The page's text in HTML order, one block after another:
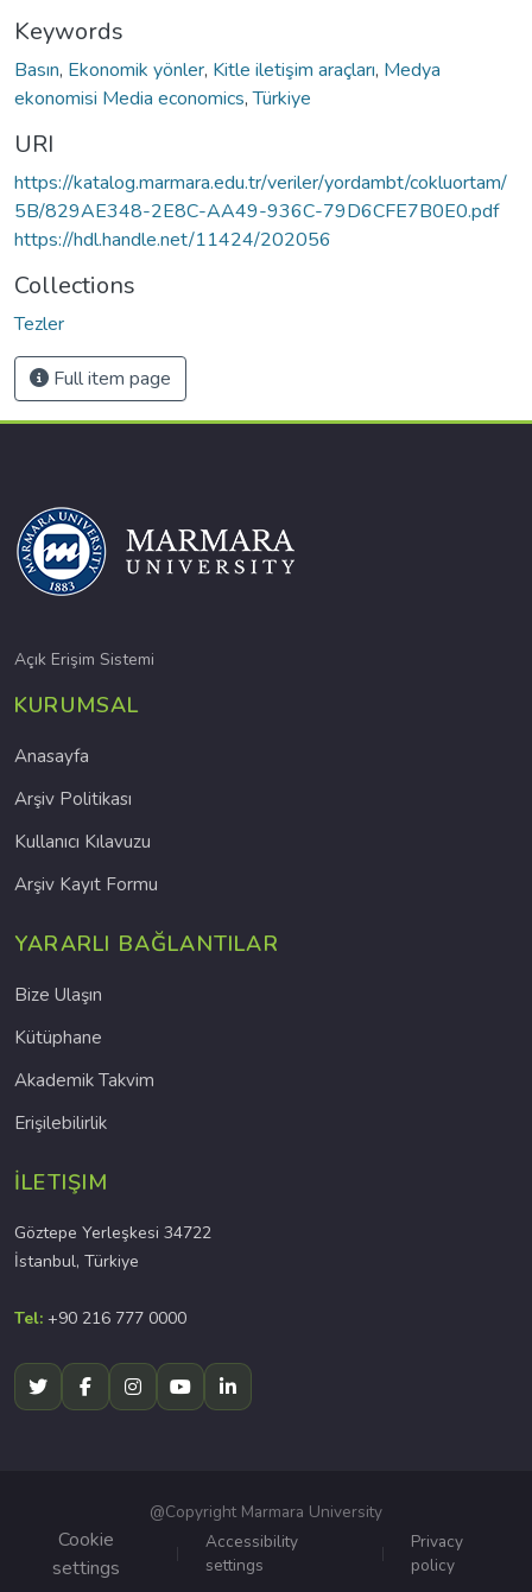
Keywords
Basın, Ekonomik yönler, Kitle iletişim araçları, Medya
ekonomisi Media economics,Türkiye
URI
https://katalog.marmara.edu.tr/veriler/yordambt/cokluortam/
5B/829AE348-2E8C-AA49-936C-79D6CFE7B0E0.pdf
https://hdl.handle.net/11424/202056
Collections
Tezler
Full item page
Açık Erişim Sistemi
KURUMSAL
Anasayfa
Arşiv Politikası
Kullanıcı Kılavuzu
Arşiv Kayıt Formu
YARARLI BAĞLANTILAR
Bize Ulaşın
Kütüphane
Akademik Takvim
Erişilebilirlik
İLETIŞIM
Göztepe Yerleşkesi 34722
İstanbul, Türkiye
Tel: +90 216 777 0000
@Copyright Marmara University
Cookie
settings
Accessibility
settings
Privacy
policy